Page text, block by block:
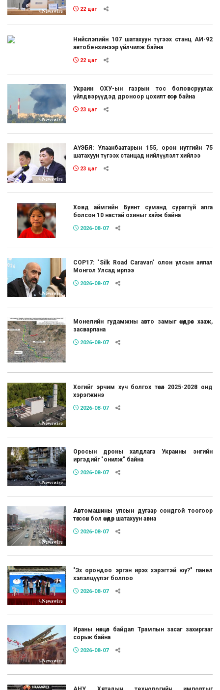
22 цаг
Нийслэлийн 107 шатахуун түгээх станц АИ-92
автобензинээр үйлчилж байна
22 цаг
Украин ОХУ-ын газрын тос боловсруулах
үйлдвэрүүдэд дроноор цохилт өгсөөр байна
23 цаг
АҮЭБЯ: Улаанбаатарын 155, орон нутгийн 75
шатахуун түгээх станцад нийлүүлэлт хийлээ
23 цаг
Ховд аймгийн Буянт суманд сураггүй алга
болсон 10 настай охиныг хайж байна
2026-08-07
COP17: "Silk Road Caravan" олон улсын аялал
Монгол Улсад ирлээ
2026-08-07
Монелийн гудамжны авто замыг өнөөдрөөс хааж,
засварлана
2026-08-07
Хогийг эрчим хүч болгох төсөл 2025-2028 онд
хэрэгжинэ
2026-08-07
Оросын дроны халдлага Украины энгийн
иргэдийг "онилж" байна
2026-08-07
Автомашины улсын дугаар сондгой тоогоор
төгссөн бол өнөөдөр шатахуун авна
2026-08-07
"Эх орондоо эргэн ирэх хэрэгтэй юу?" панел
хэлэлцүүлэг боллоо
2026-08-07
Ираны нөхцөл байдал Трампын засаг захиргааг
сорьж байна
2026-08-07